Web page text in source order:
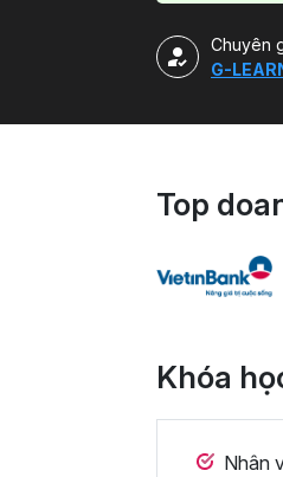
Chuyên
G-
Top
Khóa
Nhân